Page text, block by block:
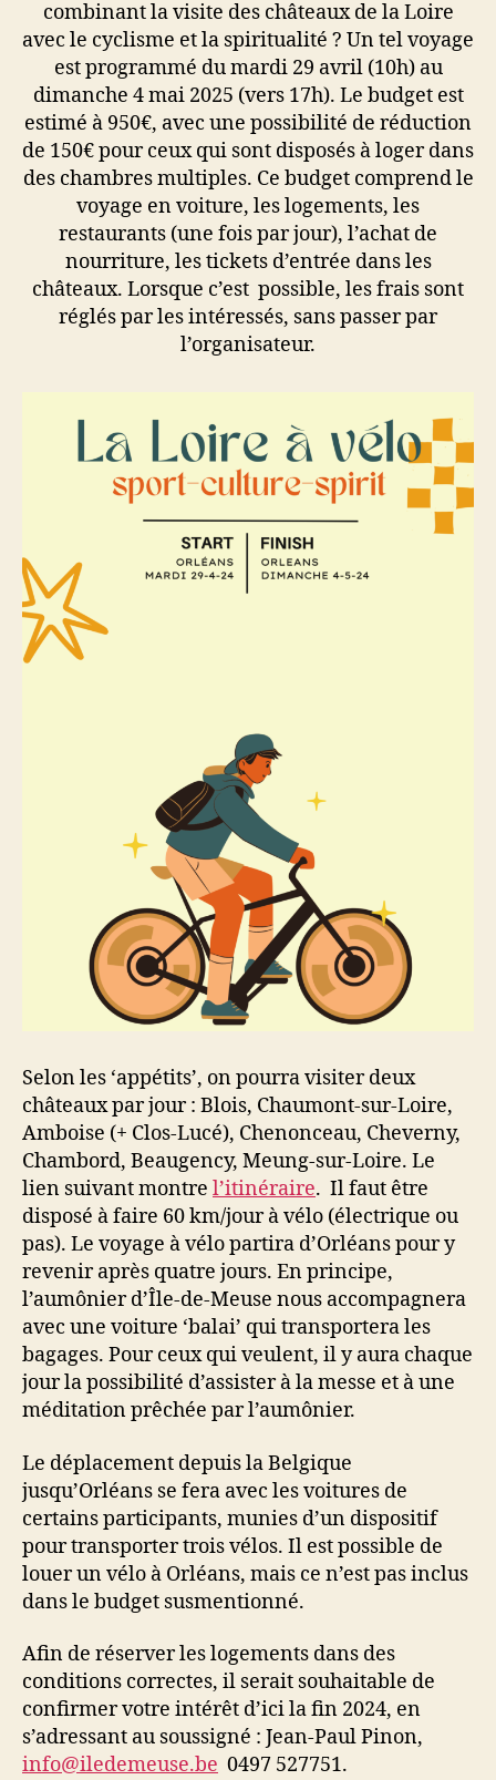
combinant la visite des châteaux de la Loire
avec le cyclisme et la spiritualité ? Un tel voyage
est programmé du mardi 29 avril (10h) au
dimanche 4 mai 2025 (vers 17h). Le budget est
estimé à 950€, avec une possibilité de réduction
de 150€ pour ceux qui sont disposés à loger dans
des chambres multiples. Ce budget comprend le
voyage en voiture, les logements, les
restaurants (une fois par jour), l’achat de
nourriture, les tickets d’entrée dans les
châteaux. Lorsque c’est possible, les frais sont
réglés par les intéressés, sans passer par
l’organisateur.
Selon les ‘appétits’, on pourra visiter deux
châteaux par jour : Blois, Chaumont-sur-Loire,
Amboise (+ Clos-Lucé), Chenonceau, Cheverny,
Chambord, Beaugency, Meung-sur-Loire. Le
lien suivant montre l’itinéraire. Il faut être
disposé à faire 60 km/jour à vélo (électrique ou
pas). Le voyage à vélo partira d’Orléans pour y
revenir après quatre jours. En principe,
l’aumônier d’Île-de-Meuse nous accompagnera
avec une voiture ‘balai’ qui transportera les
bagages. Pour ceux qui veulent, il y aura chaque
jour la possibilité d’assister à la messe et à une
méditation prêchée par l’aumônier.
Le déplacement depuis la Belgique
jusqu’Orléans se fera avec les voitures de
certains participants, munies d’un dispositif
pour transporter trois vélos. Il est possible de
louer un vélo à Orléans, mais ce n’est pas inclus
dans le budget susmentionné.
Afin de réserver les logements dans des
conditions correctes, il serait souhaitable de
confirmer votre intérêt d’ici la fin 2024, en
s’adressant au soussigné : Jean-Paul Pinon,
info@iledemeuse.be 0497 527751.